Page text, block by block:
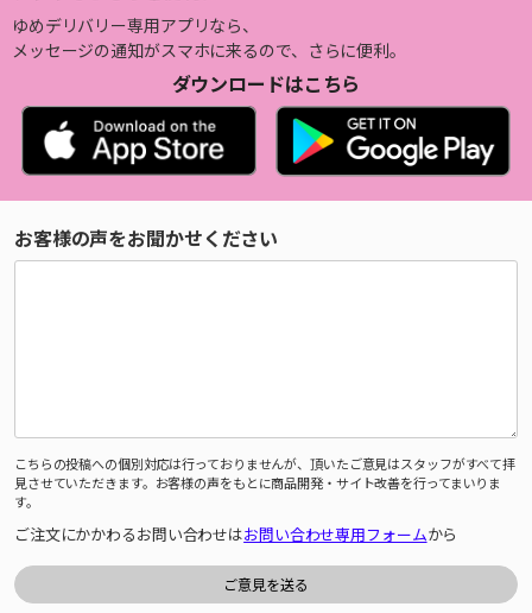
ゆめデリバリー専用アプリなら、
メッセージの通知がスマホに来るので、さらに便利。
ダウンロードはこちら
お客様の声をお聞かせください
こちらの投稿への個別対応は行っておりませんが、頂いたご意見はスタッフがすべて拝
見させていただきます。お客様の声をもとに商品開発・サイト改善を行ってまいりま
す。
ご注文にかかわるお問い合わせはお問い合わせ専用フォームから